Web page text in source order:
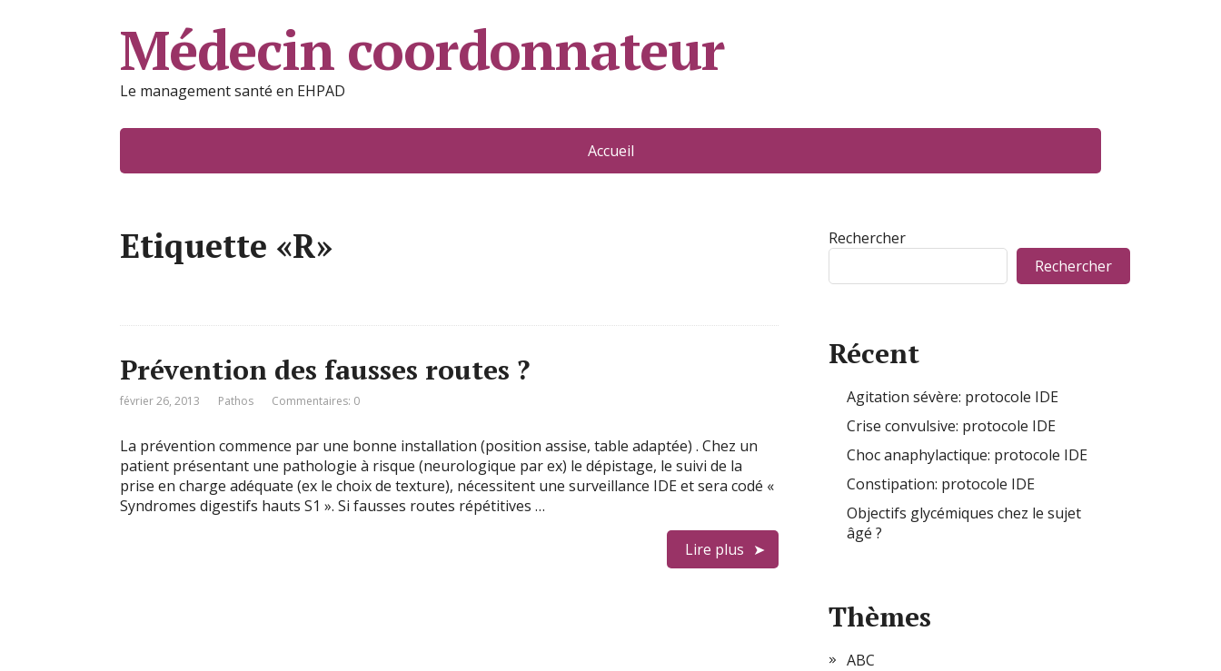
Médecin coordonnateur
Le management santé en EHPAD
Accueil
Etiquette «R»
Prévention des fausses routes ?
février 26, 2013 Pathos Commentaires: 0
La prévention commence par une bonne installation (position assise, table adaptée) . Chez un
patient présentant une pathologie à risque (neurologique par ex) le dépistage, le suivi de la
prise en charge adéquate (ex le choix de texture), nécessitent une surveillance IDE et sera codé «
Syndromes digestifs hauts S1 ». Si fausses routes répétitives …
Lire plus
Rechercher
Rechercher
Récent
Agitation sévère: protocole IDE
Crise convulsive: protocole IDE
Choc anaphylactique: protocole IDE
Constipation: protocole IDE
Objectifs glycémiques chez le sujet
âgé ?
Thèmes
ABC